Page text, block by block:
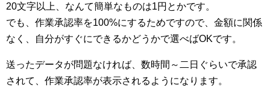
20文字以上、なんて簡単なものは1円とかです。
でも、作業承認率を100%にするためですので、金額に関係
なく、自分がすぐにできるかどうかで選べばOKです。
送ったデータが問題なければ、数時間～二日ぐらいで承認
されて、作業承認率が表示されるようになります。